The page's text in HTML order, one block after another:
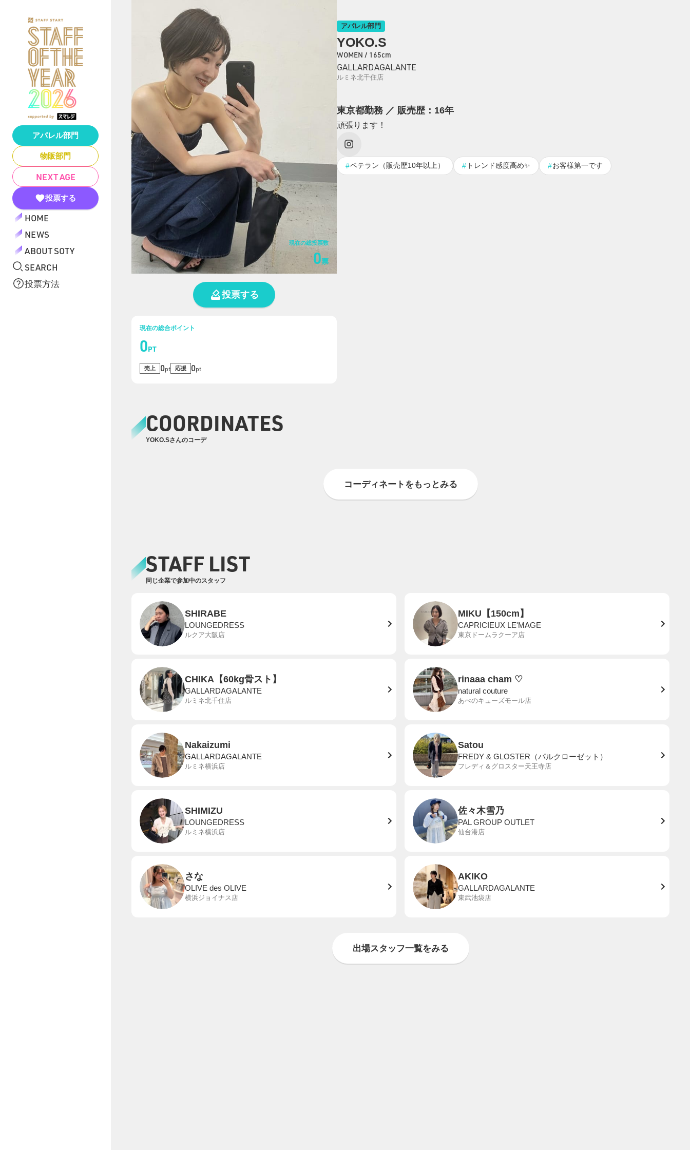
アパレル部門
物販部門
NEXT AGE
投票する
HOME
NEWS
ABOUT SOTY
SEARCH
投票方法
現在の総投票数
0票
投票する
現在の総合ポイント
0PT
売上 0pt 応援 0pt
アパレル部門
YOKO.S
WOMEN / 165cm
GALLARDAGALANTE
ルミネ北千住店
東京都勤務 ／ 販売歴：16年
頑張ります！
#ベテラン（販売歴10年以上） # トレンド感度高め✨ #お客様第一です
COORDINATES
YOKO.Sさんのコーデ
コーディネートをもっとみる
STAFF LIST
同じ企業で参加中のスタッフ
SHIRABE
LOUNGEDRESS
ルクア大阪店
MIKU【150cm】
CAPRICIEUX LE'MAGE
東京ドームラクーア店
CHIKA【60kg骨スト】
GALLARDAGALANTE
ルミネ北千住店
rinaaa cham ♡
natural couture
あべのキューズモール店
Nakaizumi
GALLARDAGALANTE
ルミネ横浜店
Satou
FREDY & GLOSTER（パルクローゼット）
フレディ＆グロスター天王寺店
SHIMIZU
LOUNGEDRESS
ルミネ横浜店
佐々木雪乃
PAL GROUP OUTLET
仙台港店
さな
OLIVE des OLIVE
横浜ジョイナス店
AKIKO
GALLARDAGALANTE
東武池袋店
出場スタッフ一覧をみる